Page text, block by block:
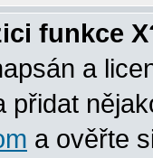
funkce
a
přidat
a ověřte